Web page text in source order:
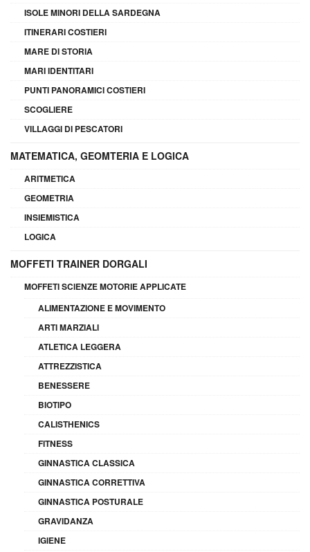
ISOLE MINORI DELLA SARDEGNA
ITINERARI COSTIERI
MARE DI STORIA
MARI IDENTITARI
PUNTI PANORAMICI COSTIERI
SCOGLIERE
VILLAGGI DI PESCATORI
MATEMATICA, GEOMTERIA E LOGICA
ARITMETICA
GEOMETRIA
INSIEMISTICA
LOGICA
MOFFETI TRAINER DORGALI
MOFFETI SCIENZE MOTORIE APPLICATE
ALIMENTAZIONE E MOVIMENTO
ARTI MARZIALI
ATLETICA LEGGERA
ATTREZZISTICA
BENESSERE
BIOTIPO
CALISTHENICS
FITNESS
GINNASTICA CLASSICA
GINNASTICA CORRETTIVA
GINNASTICA POSTURALE
GRAVIDANZA
IGIENE